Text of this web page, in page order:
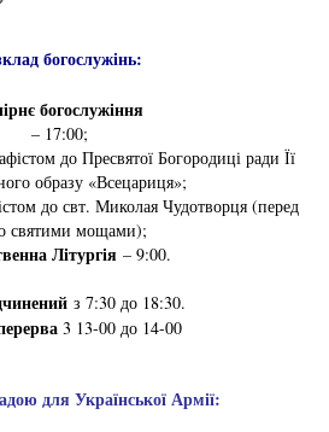
богослужінь:
богослужіння
– 17:00;
до Пресвятої Богородиці ради Її
образу «Всецариця»;
до свт. Миколая Чудотворця (перед
святими мощами);
Літургія– 9:00.
з 7:30 до 18:30.
3 13-00 до 14-00
для Української Армії: